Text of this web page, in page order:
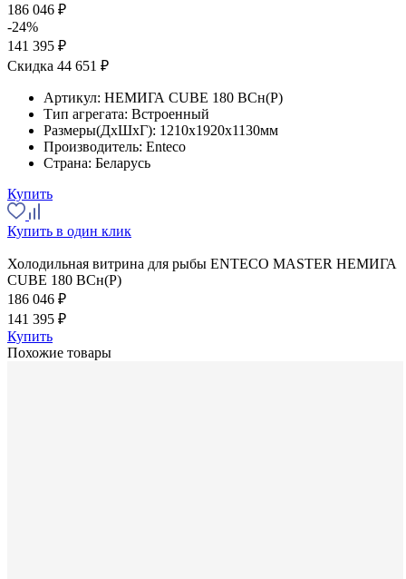
186 046 ₽
-24%
141 395 ₽
Скидка 44 651 ₽
Артикул: НЕМИГА CUBE 180 ВСн(Р)
Тип агрегата: Встроенный
Размеры(ДхШхГ): 1210x1920x1130мм
Производитель: Enteco
Страна: Беларусь
Купить
Купить в один клик
Холодильная витрина для рыбы ENTECO MASTER НЕМИГА
CUBE 180 ВСн(Р)
186 046 ₽
141 395 ₽
Купить
Похожие товары